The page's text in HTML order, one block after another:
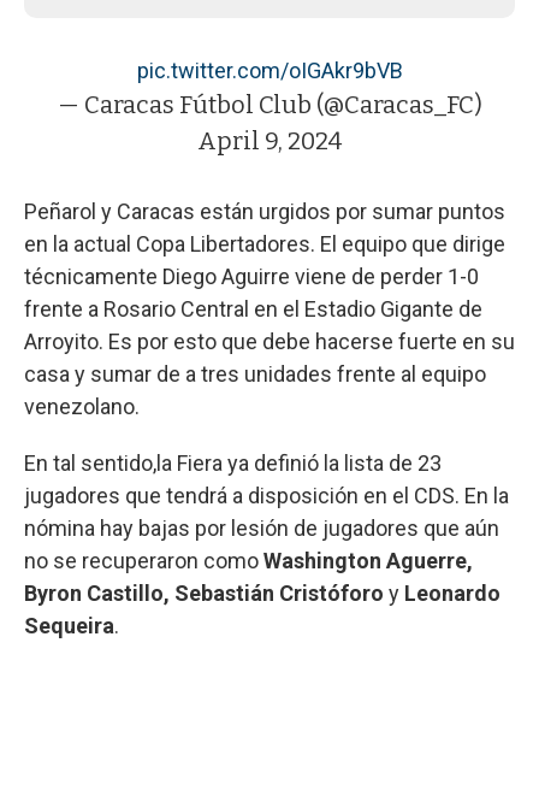
pic.twitter.com/oIGAkr9bVB
— Caracas Fútbol Club (@Caracas_FC)
April 9, 2024
Peñarol y Caracas están urgidos por sumar puntos
en la actual Copa Libertadores. El equipo que dirige
técnicamente Diego Aguirre viene de perder 1-0
frente a Rosario Central en el Estadio Gigante de
Arroyito. Es por esto que debe hacerse fuerte en su
casa y sumar de a tres unidades frente al equipo
venezolano.
En tal sentido,la Fiera ya definió la lista de 23
jugadores que tendrá a disposición en el CDS. En la
nómina hay bajas por lesión de jugadores que aún
no se recuperaron comoWashington Aguerre,
Byron Castillo, Sebastián Cristóforo y Leonardo
Sequeira.